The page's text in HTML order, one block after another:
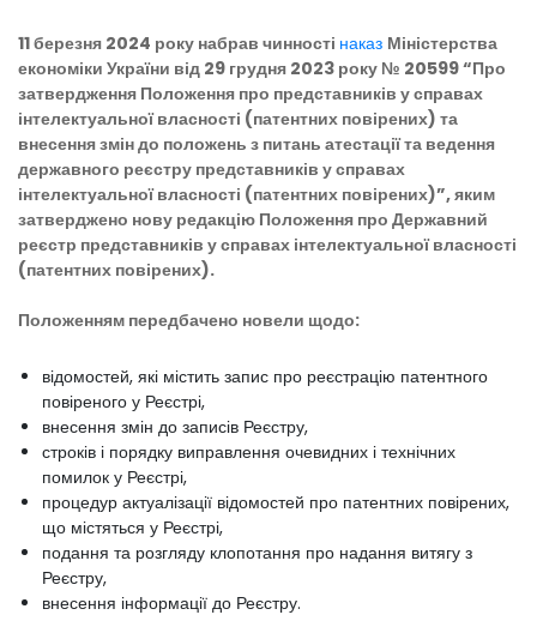
11 березня 2024 року набрав чинності наказ Міністерства
економіки України від 29 грудня 2023 року № 20599 “Про
затвердження Положення про представників у справах
інтелектуальної власності (патентних повірених) та
внесення змін до положень з питань атестації та ведення
державного реєстру представників у справах
інтелектуальної власності (патентних повірених)”, яким
затверджено нову редакцію Положення про Державний
реєстр представників у справах інтелектуальної власності
(патентних повірених).
Положенням передбачено новели щодо:
відомостей, які містить запис про реєстрацію патентного
повіреного у Реєстрі,
внесення змін до записів Реєстру,
строків і порядку виправлення очевидних і технічних
помилок у Реєстрі,
процедур актуалізації відомостей про патентних повірених,
що містяться у Реєстрі,
подання та розгляду клопотання про надання витягу з
Реєстру,
внесення інформації до Реєстру.